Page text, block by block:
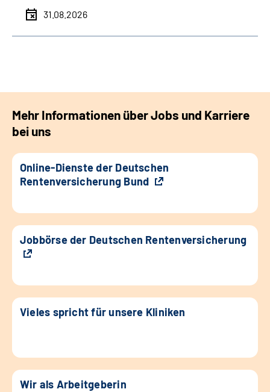
31.08.2026
Mehr Informationen über Jobs und Karriere
bei uns
Online-Dienste der Deutschen
Rentenversicherung Bund
Jobbörse der Deutschen Rentenversicherung
Vieles spricht für unsere Kliniken
Wir als Arbeitgeberin